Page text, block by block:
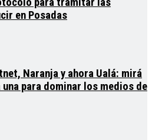
en Posadas
Naranja y ahora Ualá: mirá
para dominar los medios de